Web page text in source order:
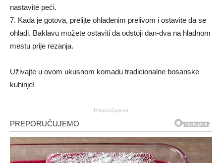
nastavite peći.
7. Kada je gotova, prelijte ohlađenim prelivom i ostavite da se
ohladi. Baklavu možete ostaviti da odstoji dan-dva na hladnom
mestu prije rezanja.
Uživajte u ovom ukusnom komadu tradicionalne bosanske
kuhinje!
Preporučujemo